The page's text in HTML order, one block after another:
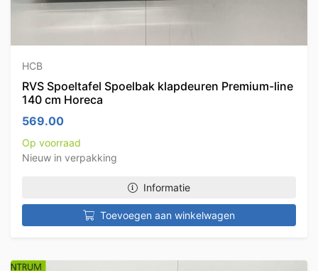
HCB
RVS Spoeltafel Spoelbak klapdeuren Premium-line
140 cm Horeca
569.00
Op voorraad
Nieuw in verpakking
Informatie
Toevoegen aan winkelwagen